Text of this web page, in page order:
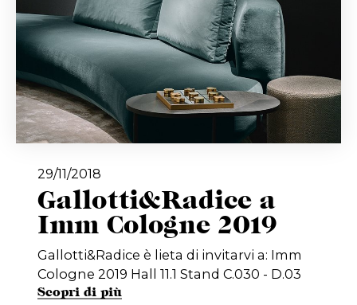
29/11/2018
Gallotti&Radice a
Imm Cologne 2019
Gallotti&Radice è lieta di invitarvi a: Imm
Cologne 2019 Hall 11.1 Stand C.030 - D.03
Scopri di più